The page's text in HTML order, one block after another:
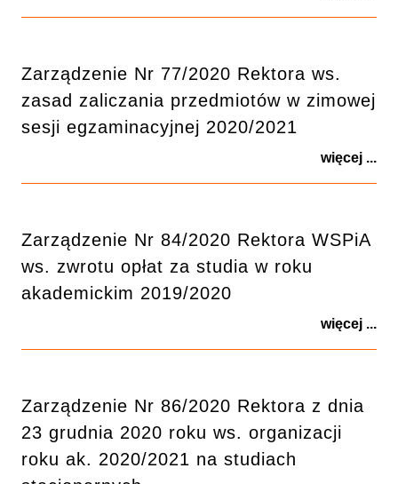
Zarządzenie Nr 77/2020 Rektora ws.
zasad zaliczania przedmiotów w zimowej
sesji egzaminacyjnej 2020/2021
więcej ...
Zarządzenie Nr 84/2020 Rektora WSPiA
ws. zwrotu opłat za studia w roku
akademickim 2019/2020
więcej ...
Zarządzenie Nr 86/2020 Rektora z dnia
23 grudnia 2020 roku ws. organizacji
roku ak. 2020/2021 na studiach